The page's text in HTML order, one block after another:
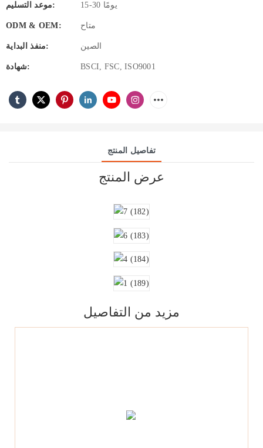
موعد التسليم: 15-30 يومًا
ODM & OEM: متاح
منفذ البداية: الصين
شهادة: BSCI, FSC, ISO9001
تفاصيل المنتج
عرض المنتج
مزيد من التفاصيل